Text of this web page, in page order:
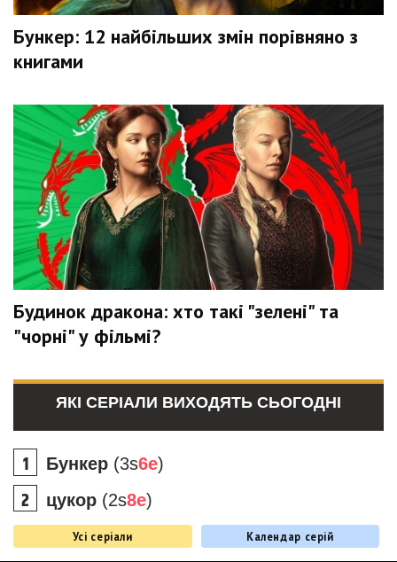
Бункер: 12 найбільших змін порівняно з
книгами
Будинок дракона: хто такі "зелені" та
"чорні" у фільмі?
ЯКІ СЕРІАЛИ ВИХОДЯТЬ СЬОГОДНІ
Бункер (3s6e)
цукор (2s8e)
Усі серіали Календар серій